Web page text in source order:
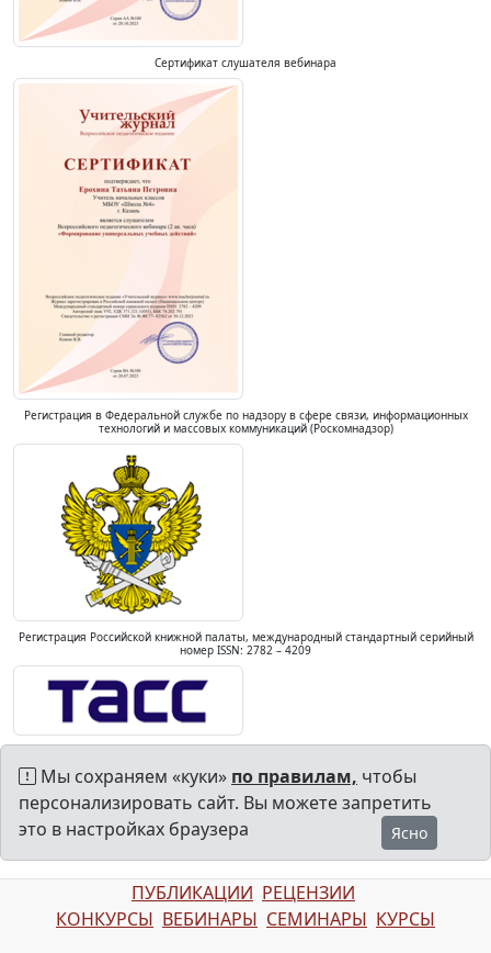
Сертификат слушателя вебинара
Регистрация в Федеральной службе по надзору в сфере связи, информационных
технологий и массовых коммуникаций (Роскомнадзор)
Регистрация Российской книжной палаты, международный стандартный серийный
номер ISSN: 2782 – 4209
Мы сохраняем «куки» по правилам, чтобы
персонализировать сайт. Вы можете запретить
это в настройках браузера
Ясно
ПУБЛИКАЦИИ РЕЦЕНЗИИ
КОНКУРСЫ ВЕБИНАРЫ СЕМИНАРЫ КУРСЫ